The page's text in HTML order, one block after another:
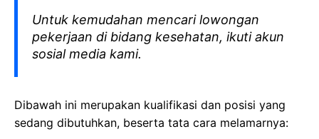
Untuk kemudahan mencari lowongan
pekerjaan di bidang kesehatan, ikuti akun
sosial media kami.
Dibawah ini merupakan kualifikasi dan posisi yang
sedang dibutuhkan, beserta tata cara melamarnya: